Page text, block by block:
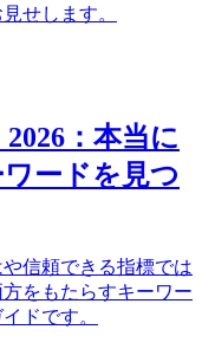
せします。
：本当に
ードを見つ
信頼できる指標では
をもたらすキーワー
ドです。